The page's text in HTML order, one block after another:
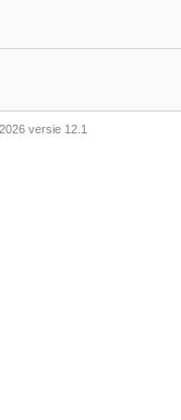
versie 12.1